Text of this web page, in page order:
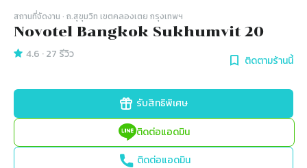
สถานที่จัดงาน · ถ.สุขุมวิท เขตคลองเตย กรุงเทพฯ
Novotel Bangkok Sukhumvit 20
4.6 ·27 รีวิว ติดตามร้านนี้
รับสิทธิพิเศษ
ติดต่อแอดมิน
ติดต่อแอดมิน